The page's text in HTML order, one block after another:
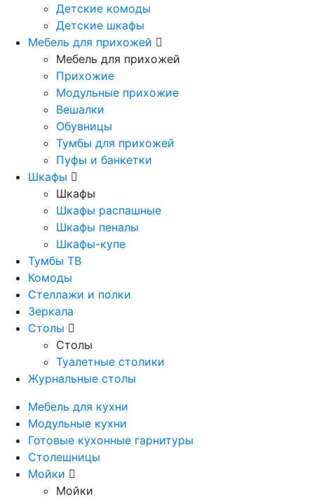
Детские комоды
Детские шкафы
Мебель для прихожей
Мебель для прихожей
Прихожие
Модульные прихожие
Вешалки
Обувницы
Тумбы для прихожей
Пуфы и банкетки
Шкафы
Шкафы
Шкафы распашные
Шкафы пеналы
Шкафы-купе
Тумбы ТВ
Комоды
Стеллажи и полки
Зеркала
Столы
Столы
Туалетные столики
Журнальные столы
Мебель для кухни
Модульные кухни
Готовые кухонные гарнитуры
Столешницы
Мойки
Мойки